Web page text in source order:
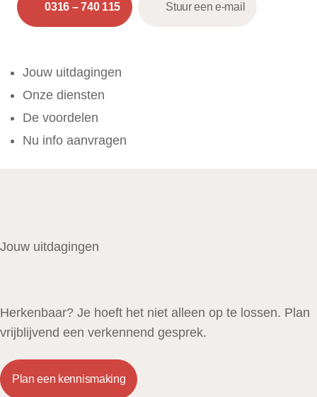
0316 – 740 115 Stuur een e-mail
Jouw uitdagingen
Onze diensten
De voordelen
Nu info aanvragen
Jouw uitdagingen
Herkenbaar? Je hoeft het niet alleen op te lossen. Plan
vrijblijvend een verkennend gesprek.
Plan een kennismaking